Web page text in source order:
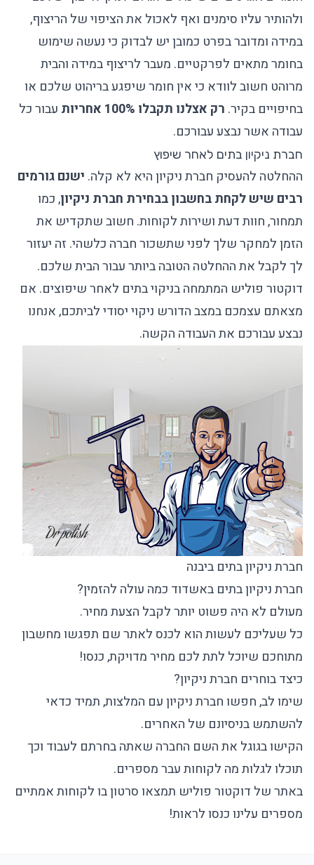
ולהותיר עליו סימנים ואף לאכול את הציפוי של הריצוף,
במידה ומדובר בפרט כמובן יש לבדוק כי נעשה שימוש
בחומר מתאים לפרקטיים. מעבר לריצוף במידה והבית
מרוהט חשוב לוודא כי אין חומר שיפגע בריהוט שלכם או
בחיפויים בקיר. רק אצלנו תקבלו 100% אחריות
עבור כל
עבודה אשר נבצע עבורכם.
חברת ניקיון בתים לאחר שיפוץ
ההחלטה להעסיק חברת ניקיון היא לא קלה. ישנם גורמים
רבים שיש לקחת בחשבון בבחירת חברת ניקיון, כמו
תמחור, חוות דעת ושירות לקוחות. חשוב שתקדיש את
הזמן למחקר שלך לפני שתשכור חברה כלשהי. זה יעזור
לך לקבל את ההחלטה הטובה ביותר עבור הבית שלכם.
דוקטור פוליש המתמחה בניקוי בתים לאחר שיפוצים. אם
מצאתם עצמכם במצב הדורש ניקוי יסודי לביתכם, אנחנו
נבצע עבורכם את העבודה הקשה.
חברת ניקיון בתים ביבנה
חברת ניקיון בתים באשדוד כמה עולה להזמין?
מעולם לא היה פשוט יותר לקבל הצעת מחיר.
כל שעליכם לעשות הוא לכנס לאתר שם תפגשו מחשבון
מתוחכם שיוכל לתת לכם מחיר מדויקת, כנסו!
כיצד בוחרים חברת ניקיון?
שימו לב, חפשו חברת ניקיון עם המלצות, תמיד כדאי
להשתמש בניסיונם של האחרים.
הקישו בגוגל את השם החברה שאתה בחרתם לעבוד וכך
תוכלו לגלות מה לקוחות עבר מספרים.
באתר של דוקטור פוליש תמצאו סרטון בו לקוחות אמתיים
מספרים עלינו כנסו לראות!